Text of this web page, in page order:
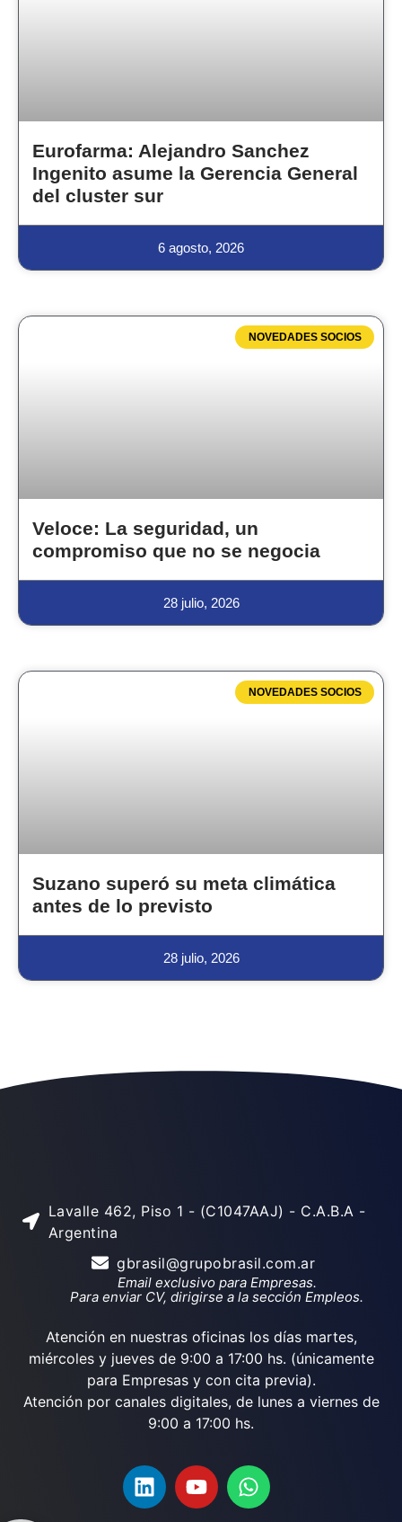
Eurofarma: Alejandro Sanchez
Ingenito asume la Gerencia General
del cluster sur
6 agosto, 2026
NOVEDADES SOCIOS
Veloce: La seguridad, un
compromiso que no se negocia
28 julio, 2026
NOVEDADES SOCIOS
Suzano superó su meta climática
antes de lo previsto
28 julio, 2026
Lavalle 462, Piso 1 - (C1047AAJ) - C.A.B.A -
Argentina
gbrasil@grupobrasil.com.ar
Email exclusivo para Empresas.
Para enviar CV, dirigirse a la sección Empleos.
Atención en nuestras oficinas los días martes,
miércoles y jueves de 9:00 a 17:00 hs. (únicamente
para Empresas y con cita previa).
Atención por canales digitales, de lunes a viernes de
9:00 a 17:00 hs.